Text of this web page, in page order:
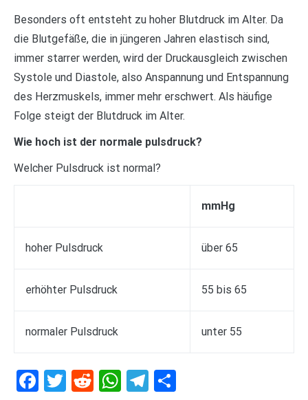
Besonders oft entsteht zu hoher Blutdruck im Alter. Da
die Blutgefäße, die in jüngeren Jahren elastisch sind,
immer starrer werden, wird der Druckausgleich zwischen
Systole und Diastole, also Anspannung und Entspannung
des Herzmuskels, immer mehr erschwert. Als häufige
Folge steigt der Blutdruck im Alter.
Wie hoch ist der normale pulsdruck?
Welcher Pulsdruck ist normal?
mmHg
hoher Pulsdruck über 65
erhöhter Pulsdruck 55 bis 65
normaler Pulsdruck unter 55
Facebook
Twitter
RedditWhatsApp
Telegram